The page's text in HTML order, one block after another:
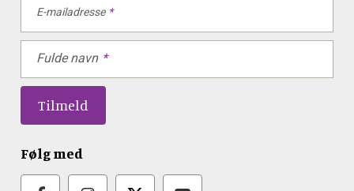
E-mailadresse
Fulde navn
Følg med